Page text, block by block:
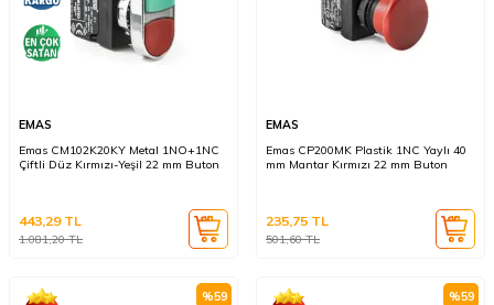
EMAS
Emas CM102K20KY Metal 1NO+1NC
Çiftli Düz Kırmızı-Yeşil 22 mm Buton
1.081,20TL
443,29TL
EMAS
Emas CP200MK Plastik 1NC Yaylı 40
mm Mantar Kırmızı 22 mm Buton
501,60TL
235,75 TL
%59 %59